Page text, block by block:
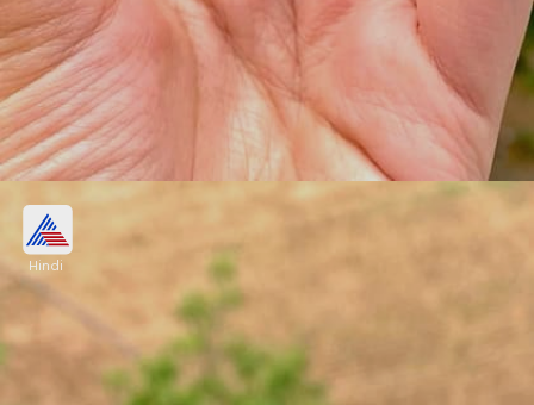
ग्रीन स्टोन सिल्वर बैंगल
ट्विस्टेड पैटर्न विद हार्ट कट शेप पर ग्रीन स्टोन सिल्वर बैंगल
दिखने में एस्थेटिक क्लासी लगते हैं। इन्हें आप चूड़ी संग आगे-पीछे
पहन सकती हैं। सुनार के यहां 1000रु तक ये मिल जाएंगे।
Image credits: khushbujewellers.com_@instagram
Hindi